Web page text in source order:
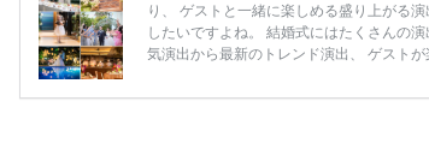
り、 ゲストと一緒に楽しめる盛り上がる
したいですよね。 結婚式にはたくさんの
気演出から最新のトレンド演出、 ゲスト
月の式場探しで特典が貰えるサイトラン